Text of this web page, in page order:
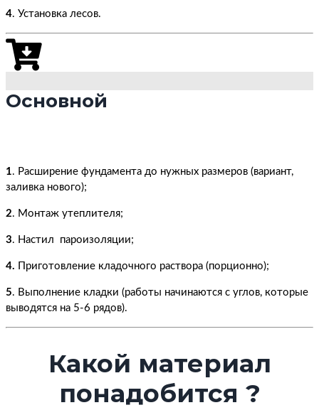
4. Установка лесов.
Основной
1. Расширение фундамента до нужных размеров (вариант,
заливка нового);
2. Монтаж утеплителя;
3. Настил пароизоляции;
4. Приготовление кладочного раствора (порционно);
5. Выполнение кладки (работы начинаются с углов, которые
выводятся на 5-6 рядов).
Какой материал
понадобится ?